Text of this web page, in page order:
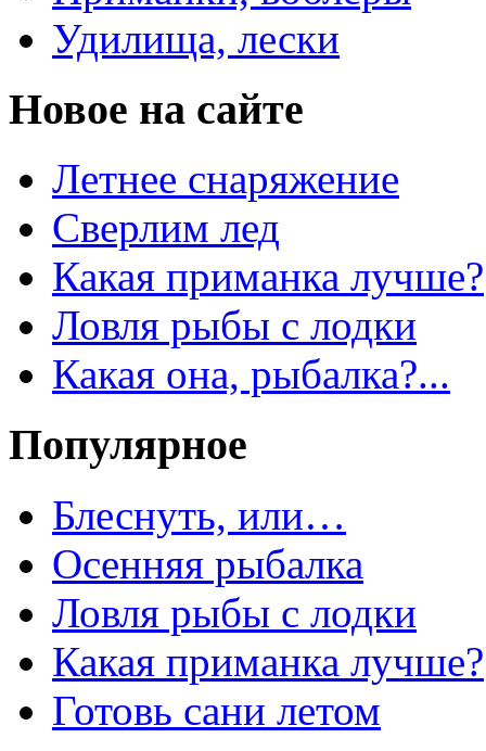
Удилища, лески
Новое на сайте
Летнее снаряжение
Сверлим лед
Какая приманка лучше?
Ловля рыбы с лодки
Какая она, рыбалка?...
Популярное
Блеснуть, или…
Осенняя рыбалка
Ловля рыбы с лодки
Какая приманка лучше?
Готовь сани летом